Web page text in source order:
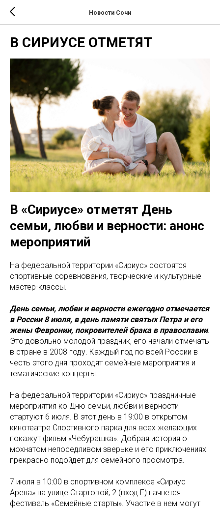
Новости Сочи
В СИРИУСЕ ОТМЕТЯТ
В «Сириусе» отметят День
семьи, любви и верности: анонс
мероприятий
На федеральной территории «Сириус» состоятся
спортивные соревнования, творческие и культурные
мастер-классы.
День семьи, любви и верности ежегодно отмечается
в России 8 июля, в день памяти святых Петра и его
жены Февронии, покровителей брака в православии.
Это довольно молодой праздник, его начали отмечать
в стране в 2008 году. Каждый год по всей России в
честь этого дня проходят семейные мероприятия и
тематические концерты.
На федеральной территории «Сириус» праздничные
мероприятия ко Дню семьи, любви и верности
стартуют 6 июля. В этот день в 19:00 в открытом
кинотеатре Спортивного парка для всех желающих
покажут фильм «Чебурашка». Добрая история о
мохнатом непоседливом зверьке и его приключениях
прекрасно подойдет для семейного просмотра.
7 июля в 10:00 в спортивном комплексе «Сириус
Арена» на улице Стартовой, 2 (вход Е) начнется
фестиваль «Семейные старты». Участие в нем могут